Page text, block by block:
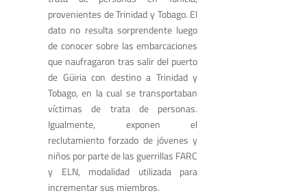
provenientes de Trinidad y Tobago. El
dato no resulta sorprendente luego
de conocer sobre las embarcaciones
que naufragaron tras salir del puerto
de Güiria con destino a Trinidad y
Tobago, en la cual se transportaban
víctimas de trata de personas.
Igualmente, exponen el
reclutamiento forzado de jóvenes y
niños por parte de las guerrillas FARC
y ELN, modalidad utilizada para
incrementar sus miembros.